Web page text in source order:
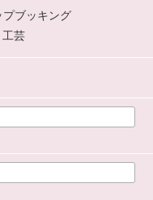
プブッキング
工芸